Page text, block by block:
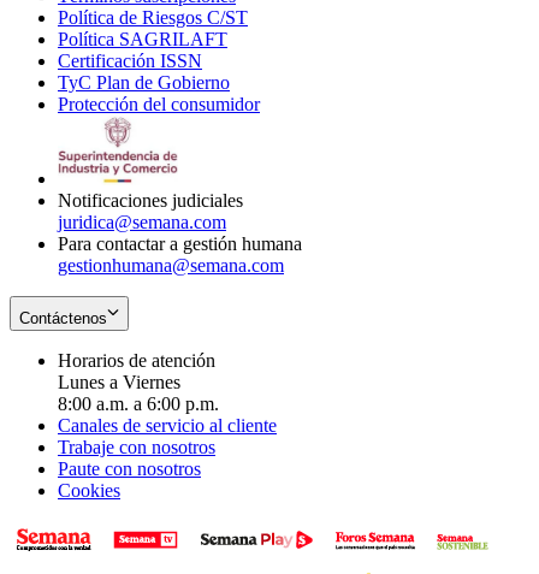
window
in
Política de Riesgos C/ST
Política SAGRILAFT
new
window
Certificación ISSN
in
new
TyC Plan de Gobierno
in
Protección del consumidorOpens
Notificaciones judiciales
juridica@semana.com
Para contactar a gestión humana
gestionhumana@semana.com
Contáctenos
Horarios de atención
Lunes a Viernes
8:00 a.m. a 6:00 p.m.
Canales de servicio al cliente
Trabaje con nosotros
Paute con nosotros
Cookies